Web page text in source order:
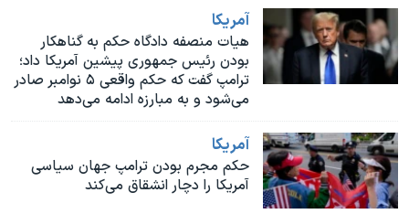
نرگس محمدی برنده جایزه نوبل صلح
همایش محافظه‌کاران آمریکا «سی‌پک»
سفر پرزیدنت ترامپ به چین
آمريکا
هیات منصفه دادگاه حکم به گناهکار
بودن رئیس جمهوری پیشین آمریکا داد؛
ترامپ گفت که حکم واقعی ۵ نوامبر صادر
می‌‌شود و به مبارزه ادامه می‌دهد
آمريکا
حکم مجرم بودن ترامپ جهان سیاسی
آمریکا را دچار انشقاق می‌کند